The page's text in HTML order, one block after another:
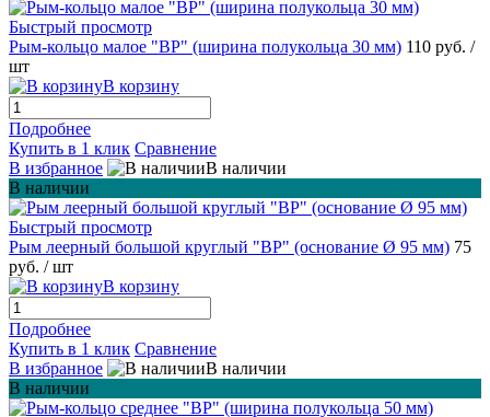
Быстрый просмотр
Рым-кольцо малое "BP" (ширина полукольца 30 мм) 110 руб. /
шт
В корзину
Подробнее
Купить в 1 клик Сравнение
В избранное
В наличии
В наличии
Быстрый просмотр
Рым леерный большой круглый "BP" (основание Ø 95 мм) 75
руб. / шт
В корзину
Подробнее
Купить в 1 клик Сравнение
В избранное
В наличии
В наличии